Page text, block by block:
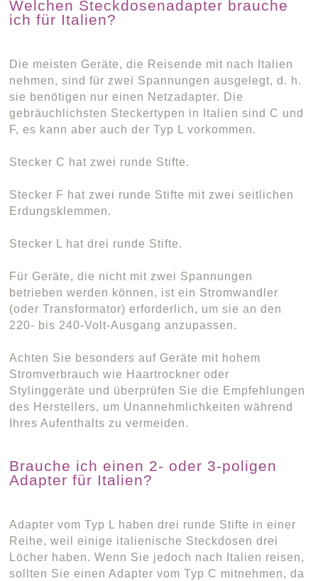
Welchen Steckdosenadapter brauche
ich für Italien?
Die meisten Geräte, die Reisende mit nach Italien
nehmen, sind für zwei Spannungen ausgelegt, d. h.
sie benötigen nur einen Netzadapter. Die
gebräuchlichsten Steckertypen in Italien sind C und
F, es kann aber auch der Typ L vorkommen.
Stecker C hat zwei runde Stifte.
Stecker F hat zwei runde Stifte mit zwei seitlichen
Erdungsklemmen.
Stecker L hat drei runde Stifte.
Für Geräte, die nicht mit zwei Spannungen
betrieben werden können, ist ein Stromwandler
(oder Transformator) erforderlich, um sie an den
220- bis 240-Volt-Ausgang anzupassen.
Achten Sie besonders auf Geräte mit hohem
Stromverbrauch wie Haartrockner oder
Stylinggeräte und überprüfen Sie die Empfehlungen
des Herstellers, um Unannehmlichkeiten während
Ihres Aufenthalts zu vermeiden.
Brauche ich einen 2- oder 3-poligen
Adapter für Italien?
Adapter vom Typ L haben drei runde Stifte in einer
Reihe, weil einige italienische Steckdosen drei
Löcher haben. Wenn Sie jedoch nach Italien reisen,
sollten Sie einen Adapter vom Typ C mitnehmen, da